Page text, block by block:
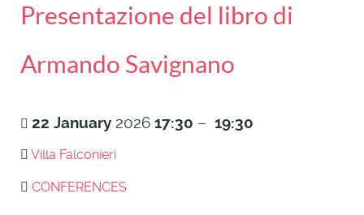
Presentazione del libro di
Armando Savignano
22 January 2026 17:30 – 19:30
Villa Falconieri
CONFERENCES